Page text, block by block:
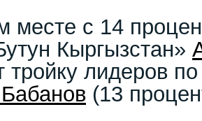
месте с 14
Кыргызстан»
тройку лидеров
(13